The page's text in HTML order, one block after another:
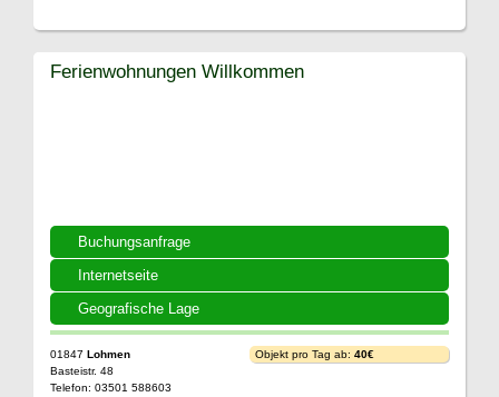
Buchungsanfrage
Internetseite
Geografische Lage
Ferienwohnungen Willkommen
01847 Lohmen
Basteistr. 48
Telefon: 03501 588603
Objekt pro Tag ab: 40€